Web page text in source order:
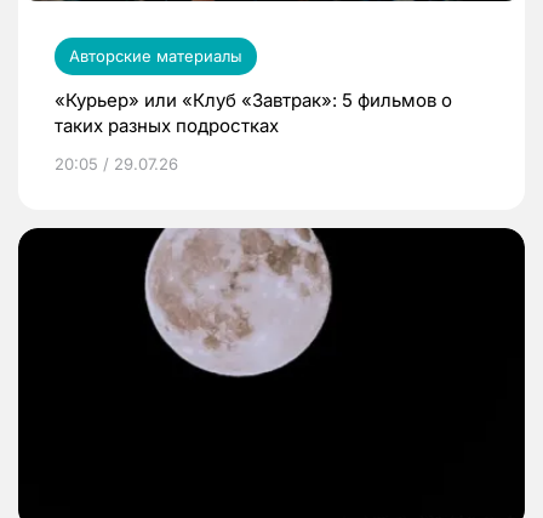
Авторские материалы
«Курьер» или «Клуб «Завтрак»: 5 фильмов о
таких разных подростках
20:05 / 29.07.26